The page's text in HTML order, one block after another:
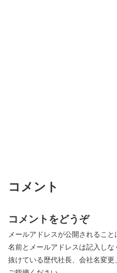
コメント
コメントをどうぞ
メールアドレスが公開されること
名前とメールアドレスは記入しな
抜けている歴代社長、会社名変